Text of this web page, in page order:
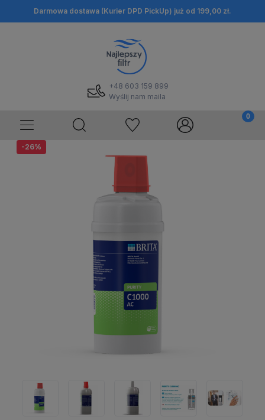
Darmowa dostawa (Kurier DPD PickUp) już od 199,00 zł.
+48 603 159 899
Wyślij nam maila
-26%